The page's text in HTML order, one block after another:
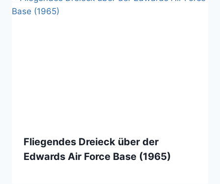
Fliegendes Dreieck über der
Edwards Air Force Base (1965)